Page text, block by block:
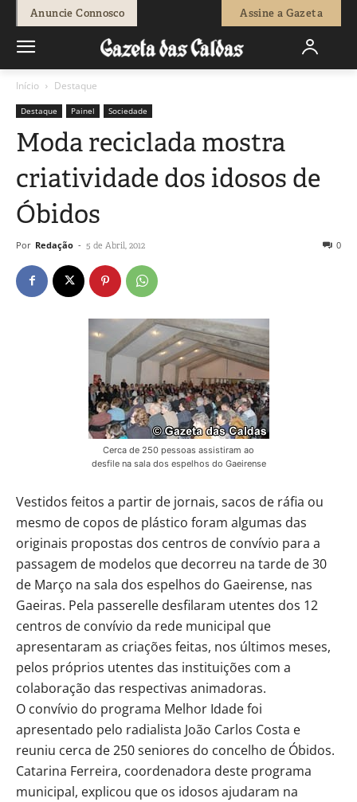
Anuncie Connosco Assine a Gazeta
Início Destaque
Destaque Painel Sociedade
Moda reciclada mostra
criatividade dos idosos de
Óbidos
Por Redação - 5 de Abril, 2012 0
Cerca de 250 pessoas assistiram ao
desfile na sala dos espelhos do Gaeirense
Vestidos feitos a partir de jornais, sacos de ráfia ou
mesmo de copos de plástico foram algumas das
originais propostas dos centros de convívio para a
passagem de modelos que decorreu na tarde de 30
de Março na sala dos espelhos do Gaeirense, nas
Gaeiras. Pela passerelle desfilaram utentes dos 12
centros de convívio da rede municipal que
apresentaram as criações feitas, nos últimos meses,
pelos próprios utentes das instituições com a
colaboração das respectivas animadoras.
O convívio do programa Melhor Idade foi
apresentado pelo radialista João Carlos Costa e
reuniu cerca de 250 seniores do concelho de Óbidos.
Catarina Ferreira, coordenadora deste programa
municipal, explicou que os idosos ajudaram na